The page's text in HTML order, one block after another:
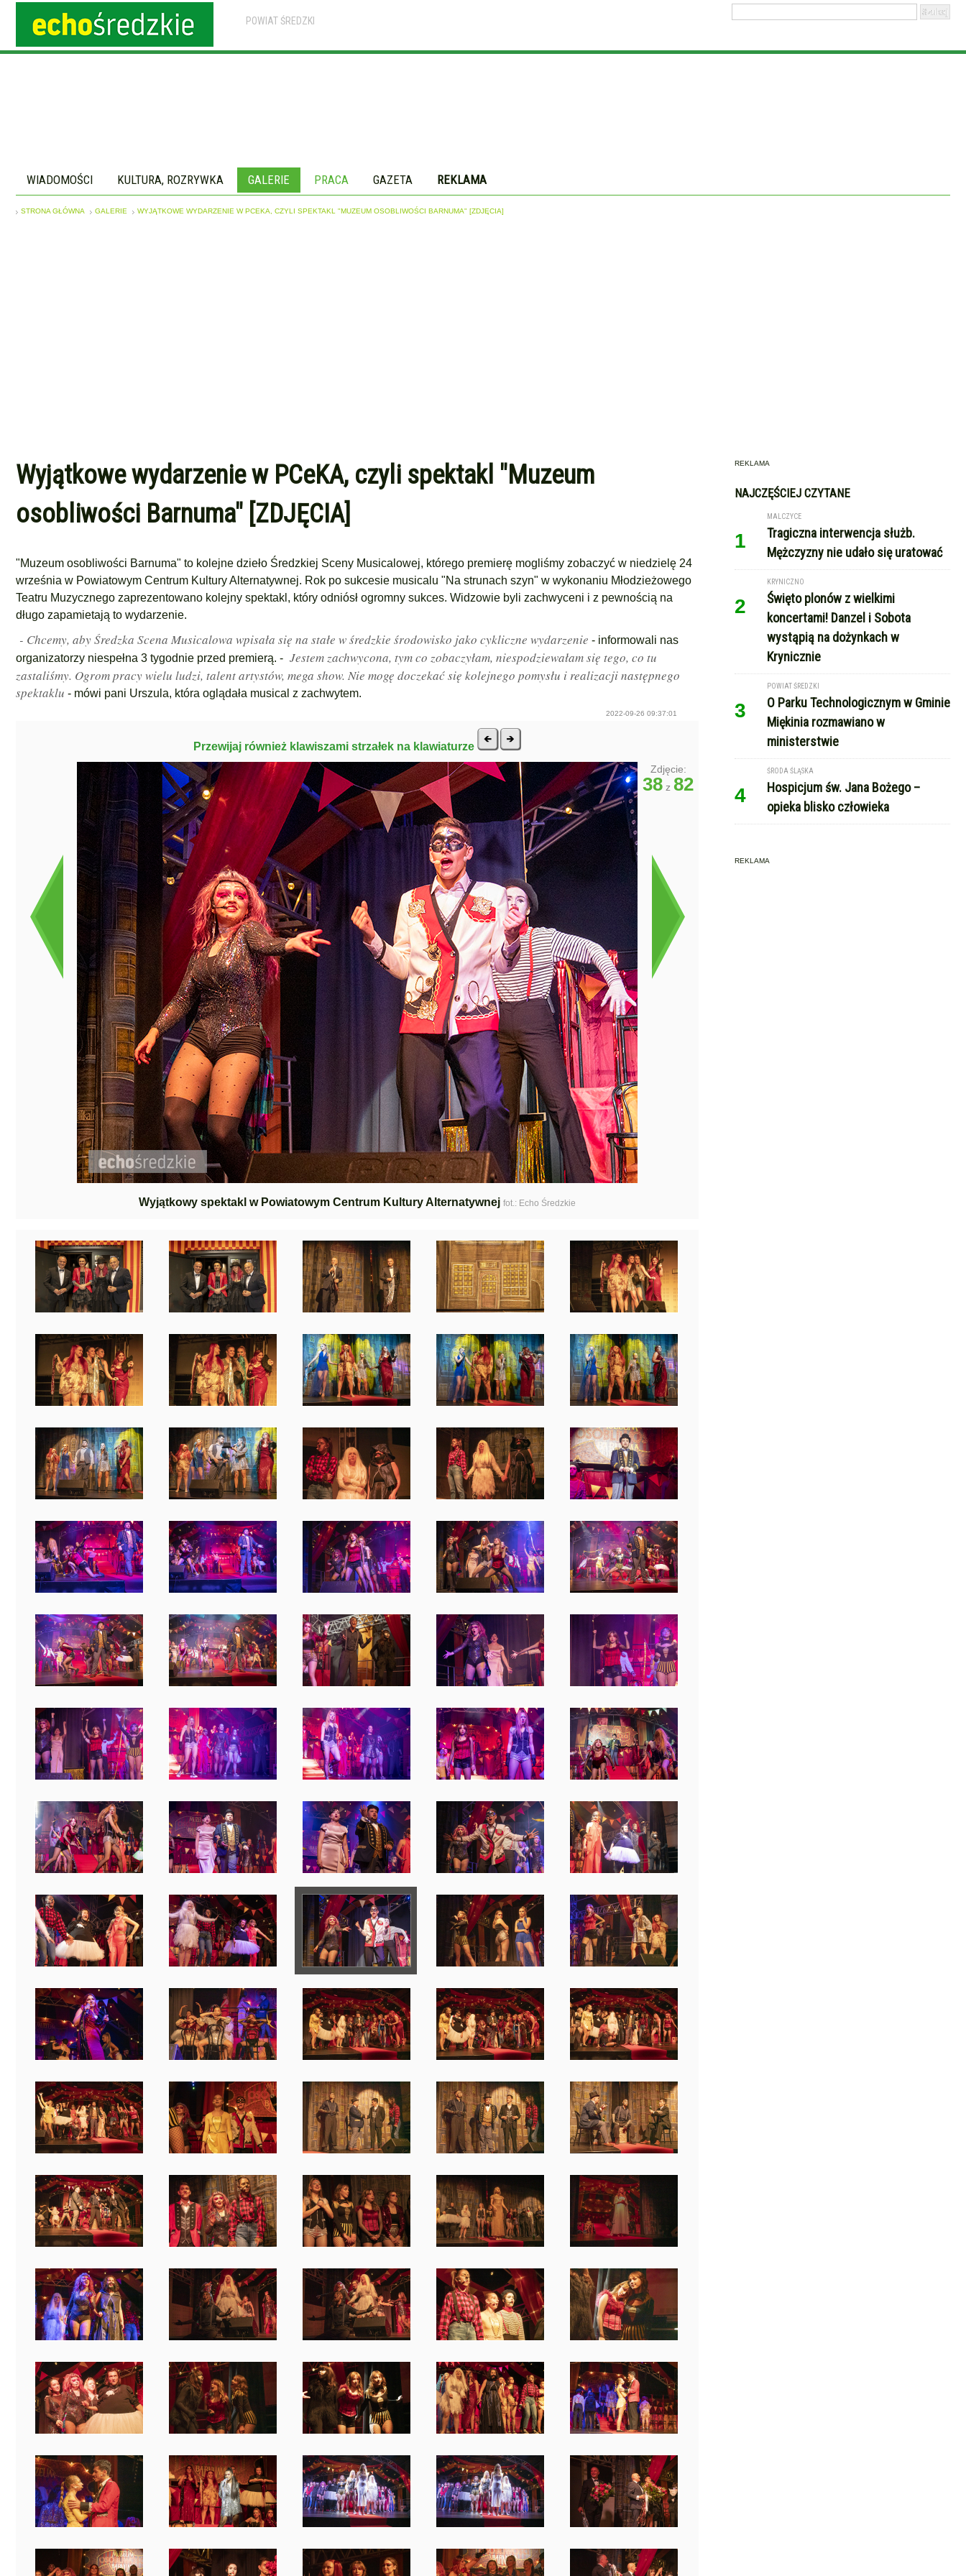
POWIAT ŚREDZKI
WIADOMOŚCI KULTURA, ROZRYWKA GALERIE PRACA GAZETA REKLAMA
STRONA GŁÓWNA GALERIE WYJĄTKOWE WYDARZENIE W PCEKA, CZYLI SPEKTAKL "MUZEUM OSOBLIWOŚCI BARNUMA" [ZDJĘCIA]
Wyjątkowe wydarzenie w PCeKA, czyli spektakl "Muzeum
osobliwości Barnuma" [ZDJĘCIA]
"Muzeum osobliwości Barnuma" to kolejne dzieło Średzkiej Sceny Musicalowej, którego premierę mogliśmy zobaczyć w niedzielę 24
września w Powiatowym Centrum Kultury Alternatywnej. Rok po sukcesie musicalu "Na strunach szyn" w wykonaniu Młodzieżowego
Teatru Muzycznego zaprezentowano kolejny spektakl, który odniósł ogromny sukces. Widzowie byli zachwyceni i z pewnością na
długo zapamietają to wydarzenie.
- Chcemy, aby Średzka Scena Musicalowa wpisała się na stałe w średzkie środowisko jako cykliczne wydarzenie - informowali nas
organizatorzy niespełna 3 tygodnie przed premierą. - Jestem zachwycona, tym co zobaczyłam, niespodziewałam się tego, co tu
zastaliśmy. Ogrom pracy wielu ludzi, talent artystów, mega show. Nie mogę doczekać się kolejnego pomysłu i realizacji następnego
spektaklu - mówi pani Urszula, która oglądała musical z zachwytem.
2022-09-26 09:37:01
Przewijaj również klawiszami strzałek na klawiaturze
Wyjątkowy spektakl w Powiatowym Centrum Kultury Alternatywnej fot.: Echo Średzkie
Zdjęcie:
38 z 82
REKLAMA
NAJCZĘŚCIEJ CZYTANE
1
MALCZYCE
Tragiczna interwencja służb.
Mężczyzny nie udało się uratować
2
KRYNICZNO
Święto plonów z wielkimi
koncertami! Danzel i Sobota
wystąpią na dożynkach w
Krynicznie
3
POWIAT ŚREDZKI
O Parku Technologicznym w Gminie
Miękinia rozmawiano w
ministerstwie
4
ŚRODA ŚLĄSKA
Hospicjum św. Jana Bożego –
opieka blisko człowieka
REKLAMA